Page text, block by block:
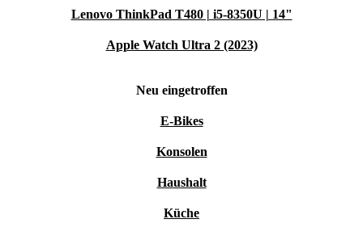
Lenovo ThinkPad T480 | i5-8350U | 14"
Apple Watch Ultra 2 (2023)
Neu eingetroffen
E-Bikes
Konsolen
Haushalt
Küche